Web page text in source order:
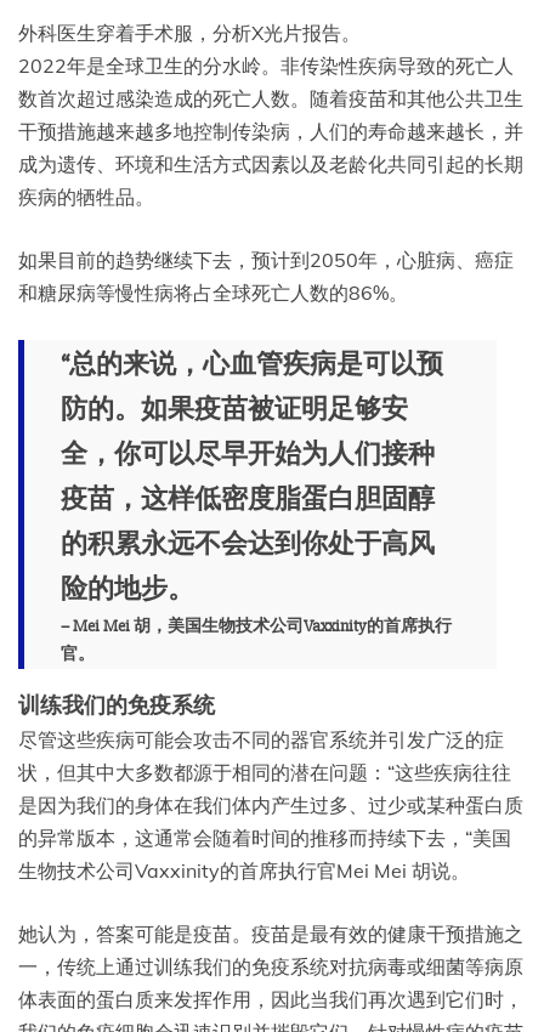
外科医生穿着手术服，分析X光片报告。
2022年是全球卫生的分水岭。非传染性疾病导致的死亡人
数首次超过感染造成的死亡人数。随着疫苗和其他公共卫生
干预措施越来越多地控制传染病，人们的寿命越来越长，并
成为遗传、环境和生活方式因素以及老龄化共同引起的长期
疾病的牺牲品。
如果目前的趋势继续下去，预计到2050年，心脏病、癌症
和糖尿病等慢性病将占全球死亡人数的86%。
“总的来说，心血管疾病是可以预
防的。如果疫苗被证明足够安
全，你可以尽早开始为人们接种
疫苗，这样低密度脂蛋白胆固醇
的积累永远不会达到你处于高风
险的地步。
– Mei Mei 胡，美国生物技术公司Vaxxinity的首席执行
官。
训练我们的免疫系统
尽管这些疾病可能会攻击不同的器官系统并引发广泛的症
状，但其中大多数都源于相同的潜在问题：“这些疾病往往
是因为我们的身体在我们体内产生过多、过少或某种蛋白质
的异常版本，这通常会随着时间的推移而持续下去，“美国
生物技术公司Vaxxinity的首席执行官Mei Mei 胡说。
她认为，答案可能是疫苗。疫苗是最有效的健康干预措施之
一，传统上通过训练我们的免疫系统对抗病毒或细菌等病原
体表面的蛋白质来发挥作用，因此当我们再次遇到它们时，